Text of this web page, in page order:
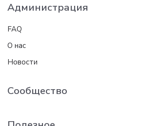
Администрация
FAQ
О нас
Новости
Сообщество